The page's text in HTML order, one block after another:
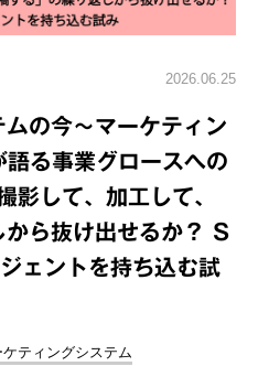
2026.06.25
の今～マーケティン
る事業グロースへの
して、加工して、
ら抜け出せるか？ S
ェントを持ち込む試
ケティングシステム